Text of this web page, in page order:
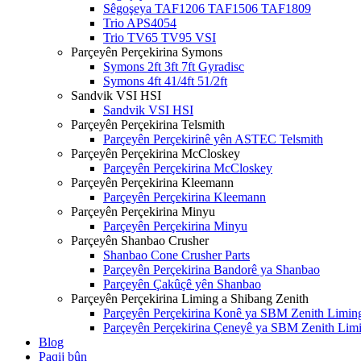
Sêgoşeya TAF1206 TAF1506 TAF1809
Trio APS4054
Trio TV65 TV95 VSI
Parçeyên Perçekirina Symons
Symons 2ft 3ft 7ft Gyradisc
Symons 4ft 41/4ft 51/2ft
Sandvik VSI HSI
Sandvik VSI HSI
Parçeyên Perçekirina Telsmith
Parçeyên Perçekirinê yên ASTEC Telsmith
Parçeyên Perçekirina McCloskey
Parçeyên Perçekirina McCloskey
Parçeyên Perçekirina Kleemann
Parçeyên Perçekirina Kleemann
Parçeyên Perçekirina Minyu
Parçeyên Perçekirina Minyu
Parçeyên Shanbao Crusher
Shanbao Cone Crusher Parts
Parçeyên Perçekirina Bandorê ya Shanbao
Parçeyên Çakûçê yên Shanbao
Parçeyên Perçekirina Liming a Shibang Zenith
Parçeyên Perçekirina Konê ya SBM Zenith
Parçeyên Perçekirina Çeneyê ya SBM Zenith
Blog
Paqij bûn